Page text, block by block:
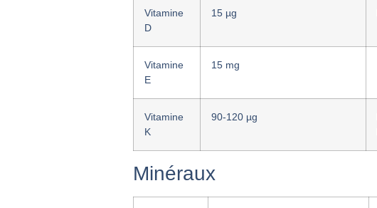
Vitamine
D
15 µg
Vitamine
E
15 mg
Vitamine
K
90-120 µg
Minéraux